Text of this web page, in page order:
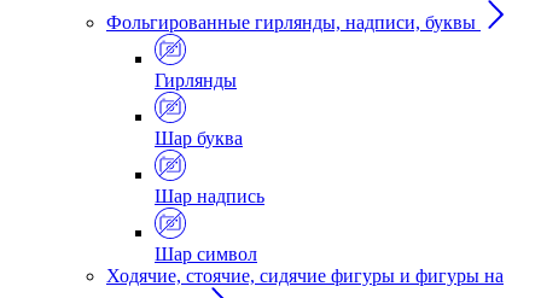
Фольгированные гирлянды, надписи, буквы
Гирлянды
Шар буква
Шар надпись
Шар символ
Ходячие, стоячие, сидячие фигуры и фигуры на